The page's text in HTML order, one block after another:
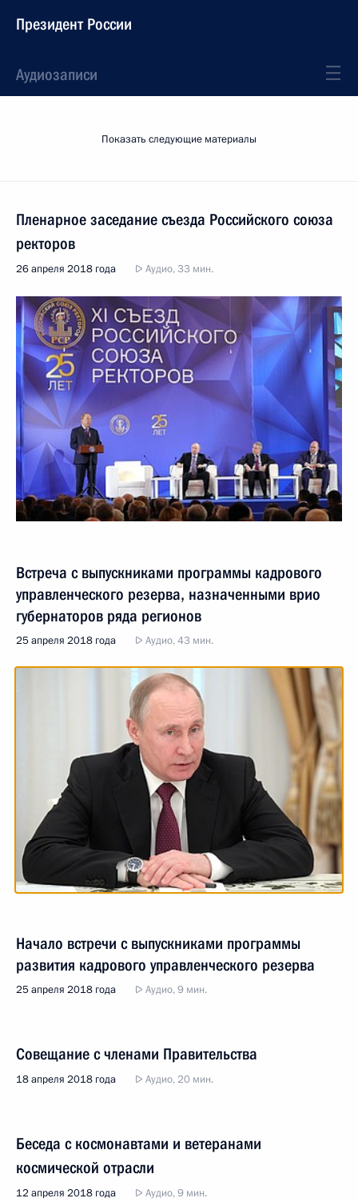
Президент России
Аудиозаписи
Показать следующие материалы
Пленарное заседание съезда Российского союза
ректоров
26 апреля 2018 года Аудио, 33 мин.
Встреча с выпускниками программы кадрового
управленческого резерва, назначенными врио
губернаторов ряда регионов
25 апреля 2018 года Аудио, 43 мин.
Начало встречи с выпускниками программы
развития кадрового управленческого резерва
25 апреля 2018 года Аудио, 9 мин.
Совещание с членами Правительства
18 апреля 2018 года Аудио, 20 мин.
Беседа с космонавтами и ветеранами
космической отрасли
12 апреля 2018 года Аудио, 9 мин.